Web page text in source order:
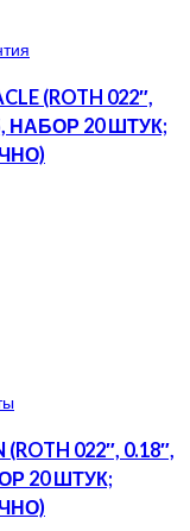
(ROTH 022″,
НАБОР 20 ШТУК;
022″, 0.18″,
20 ШТУК;